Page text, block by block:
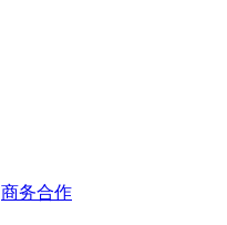
商务合作